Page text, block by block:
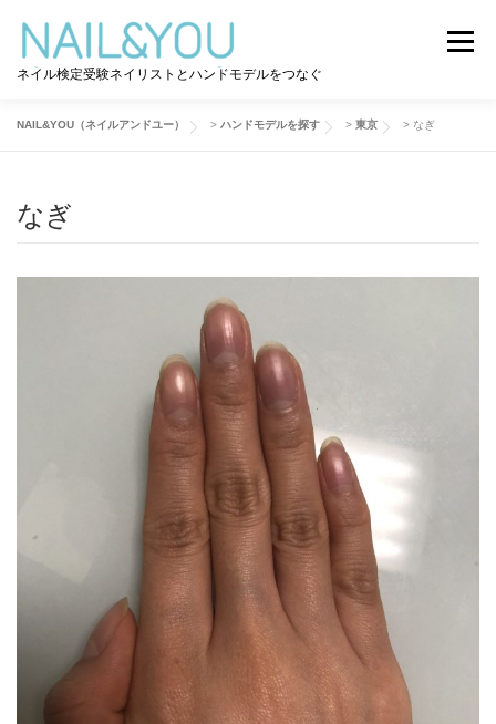
ネイル検定受験ネイリストとハンドモデルをつなぐ
メニュー
ハンドモデルを探す
NAIL&YOU（ネイルアンドユー） > ハンドモデルを探す > 東京 > なぎ
なぎ